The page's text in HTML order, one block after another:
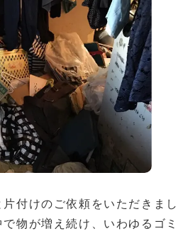
付けのご依頼をいただきまし
物が増え続け、いわゆるゴミ